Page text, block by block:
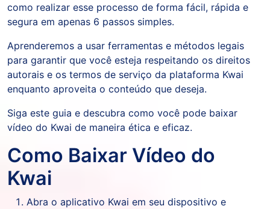
como realizar esse processo de forma fácil, rápida e
segura em apenas 6 passos simples.
Aprenderemos a usar ferramentas e métodos legais
para garantir que você esteja respeitando os direitos
autorais e os termos de serviço da plataforma Kwai
enquanto aproveita o conteúdo que deseja.
Siga este guia e descubra como você pode baixar
vídeo do Kwai de maneira ética e eficaz.
Como Baixar Vídeo do
Kwai
Abra o aplicativo Kwai em seu dispositivo e